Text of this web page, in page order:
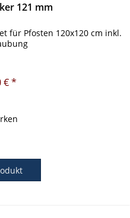
121 mm
für Pfosten 120x120 cm inkl.
€ *